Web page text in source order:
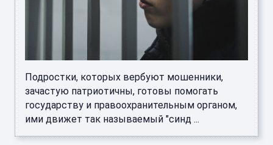
Подростки, которых вербуют мошенники,
зачастую патриотичны, готовы помогать
государству и правоохранительным органом,
ими движет так называемый "синд ...